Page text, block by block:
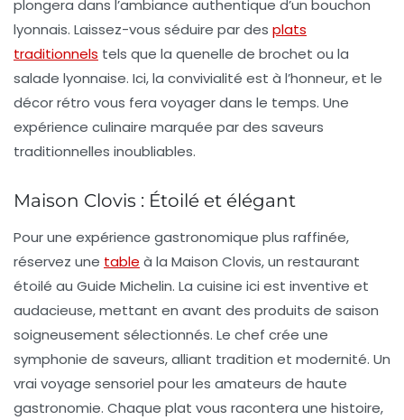
plongera dans l’ambiance authentique d’un bouchon
lyonnais. Laissez-vous séduire par des plats
traditionnels tels que la quenelle de brochet ou la
salade lyonnaise. Ici, la convivialité est à l’honneur, et le
décor rétro vous fera voyager dans le temps. Une
expérience culinaire marquée par des saveurs
traditionnelles inoubliables.
Maison Clovis : Étoilé et élégant
Pour une expérience gastronomique plus raffinée,
réservez une table à la Maison Clovis, un restaurant
étoilé au Guide Michelin. La cuisine ici est inventive et
audacieuse, mettant en avant des produits de saison
soigneusement sélectionnés. Le chef crée une
symphonie de saveurs, alliant tradition et modernité. Un
vrai voyage sensoriel pour les amateurs de haute
gastronomie. Chaque plat vous racontera une histoire,